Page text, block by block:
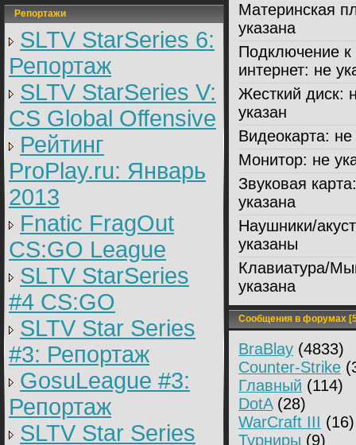
Репортажи
SLTV StarSeries 6:
Репортаж
SLTV StarSeries V:
CS Global Offensive
Рейтинг
ProPlay.ru: Январь
2013
Fnatic FragOut
CS:GO League
SLTV StarSeries
#4 CS:GO
SLTV Star Series
#3: Репортаж
GosuLeague #3:
Репортаж
SLTV Star Series
Материнская
указана
Подключение к
интернет: не
Жесткий диск:
указан
Видеокарта: не
Монитор: не
Звуковая карта:
указана
Наушники/
указаны
Клавиатура/
указана
Сообщения в форумах
BraBlay (4833)
Counter-Strike
Главный (114)
DotA(28)
WarCraft III (16)
Турниры (9)